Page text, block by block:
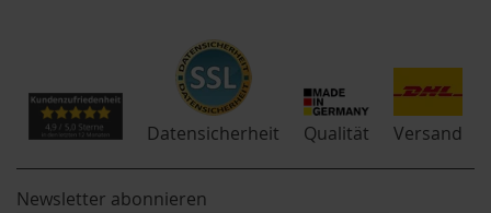
Datensicherheit Qualität Versand
Newsletter abonnieren